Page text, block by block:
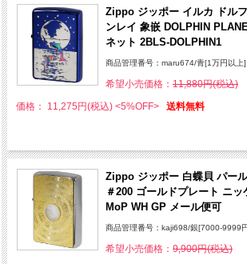
Zippo ジッポー イルカ ドル
ンレイ 象嵌 DOLPHIN
ネット 2BLS-DOLPHIN1
商品管理番号：maru674/青[1万円以上]
希望小売価格： 11,880円(税込)
価格： 11,275円(税込) <5%OFF> 送料無料
Zippo ジッポー 白蝶貝 パー
＃200 ゴールドプレート ニ
MoP WH GP メール便可
商品管理番号：kaji698/銀[7000-9999
希望小売価格： 9,900円(税込)